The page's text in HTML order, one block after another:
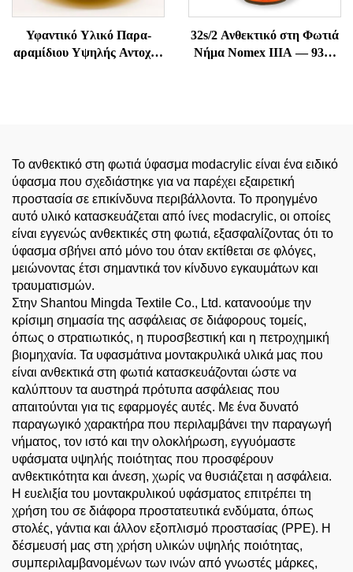
Υφαντικό Υλικό Παρα-
αραμίδιου Υψηλής Αντοχής
32s/2 Ανθεκτικό στη Φωτιά
Νήμα Nomex IIIA — 93%
Το ανθεκτικό στη φωτιά ύφασμα modacrylic είναι ένα ειδικό
ύφασμα που σχεδιάστηκε για να παρέχει εξαιρετική
προστασία σε επικίνδυνα περιβάλλοντα. Το προηγμένο
αυτό υλικό κατασκευάζεται από ίνες modacrylic, οι οποίες
είναι εγγενώς ανθεκτικές στη φωτιά, εξασφαλίζοντας ότι το
ύφασμα σβήνει από μόνο του όταν εκτίθεται σε φλόγες,
μειώνοντας έτσι σημαντικά τον κίνδυνο εγκαυμάτων και
τραυματισμών.
Στην Shantou Mingda Textile Co., Ltd. κατανοούμε την
κρίσιμη σημασία της ασφάλειας σε διάφορους τομείς,
όπως ο στρατιωτικός, η πυροσβεστική και η πετροχημική
βιομηχανία. Τα υφασμάτινα μοντακρυλικά υλικά μας που
είναι ανθεκτικά στη φωτιά κατασκευάζονται ώστε να
καλύπτουν τα αυστηρά πρότυπα ασφάλειας που
απαιτούνται για τις εφαρμογές αυτές. Με ένα δυνατό
παραγωγικό χαρακτήρα που περιλαμβάνει την παραγωγή
νήματος, τον ιστό και την ολοκλήρωση, εγγυόμαστε
υφάσματα υψηλής ποιότητας που προσφέρουν
ανθεκτικότητα και άνεση, χωρίς να θυσιάζεται η ασφάλεια.
Η ευελιξία του μοντακρυλικού υφάσματος επιτρέπει τη
χρήση του σε διάφορα προστατευτικά ενδύματα, όπως
στολές, γάντια και άλλον εξοπλισμό προστασίας (PPE). Η
δέσμευσή μας στη χρήση υλικών υψηλής ποιότητας,
συμπεριλαμβανομένων των ινών από γνωστές μάρκες,